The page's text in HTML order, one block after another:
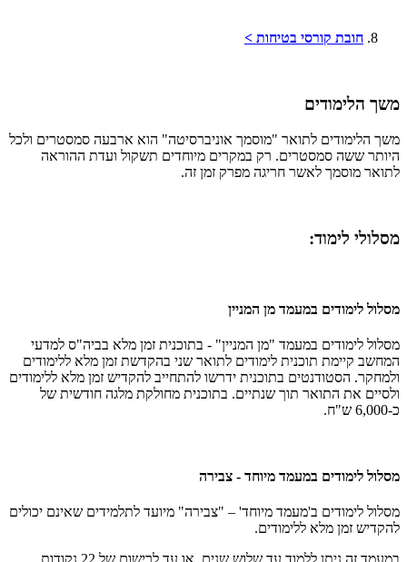
חובת קורסי בטיחות >
משך הלימודים
משך הלימודים לתואר "מוסמך אוניברסיטה" הוא ארבעה סמסטרים ולכל
היותר ששה סמסטרים. רק במקרים מיוחדים תשקול ועדת ההוראה
לתואר מוסמך לאשר חריגה מפרק זמן זה.
מסלולי לימוד:
מסלול לימודים במעמד מן המניין
מסלול לימודים במעמד "מן המניין" - בתוכנית זמן מלא בביה"ס למדעי
המחשב קיימת תוכנית לימודים לתואר שני בהקדשת זמן מלא ללימודים
ולמחקר. הסטודנטים בתוכנית ידרשו להתחייב להקדיש זמן מלא ללימודים
ולסיים את התואר תוך שנתיים. בתוכנית מחולקת מלגה חודשית של
כ-6,000 ש"ח.
מסלול לימודים במעמד מיוחד - צבירה
מסלול לימודים ב'מעמד מיוחד' – "צבירה" מיועד לתלמידים שאינם יכולים
להקדיש זמן מלא ללימודים.